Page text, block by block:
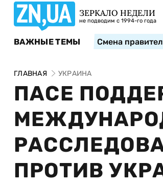
ЗЕРКАЛО НЕДЕЛИ
не подводим с 1994-го года
ВАЖНЫЕ ТЕМЫ Смена
ГЛАВНАЯ УКРАИНА
ПАСЕ
ПРОТИВ